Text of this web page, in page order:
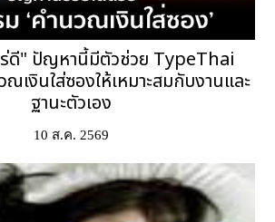
ร่ดี" ปัญหานี้มีตัวช่วย TypeThai
เงินใส่ซองให้เหมาะสมกับงานและ
ฐานะตัวเอง
10 ส.ค. 2569